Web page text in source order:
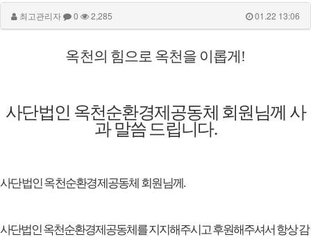
최고관리자 0 2,285 01.22 13:06
옥천의 힘으로 옥천을 이롭게!
사단법인 옥천순환경제공동체 회원님께 사
과 말씀 드립니다.
사단법인 옥천순환경제공동체 회원님께.
사단법인 옥천순환경제공동체를 지지해주시고 후원해주셔서 항상 감